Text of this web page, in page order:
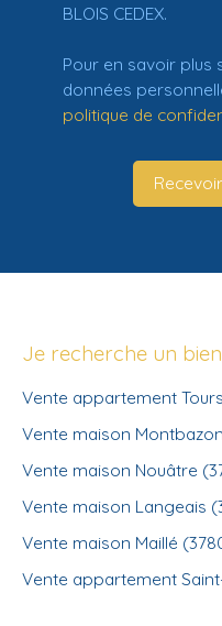
BLOIS CEDEX.
Pour en savoir plus
données
politique de
Je recherche un bien
Vente appartement
Vente maison
Vente maison Nouâtre
Vente maison Langeais
Vente maison Maillé
Vente appartement